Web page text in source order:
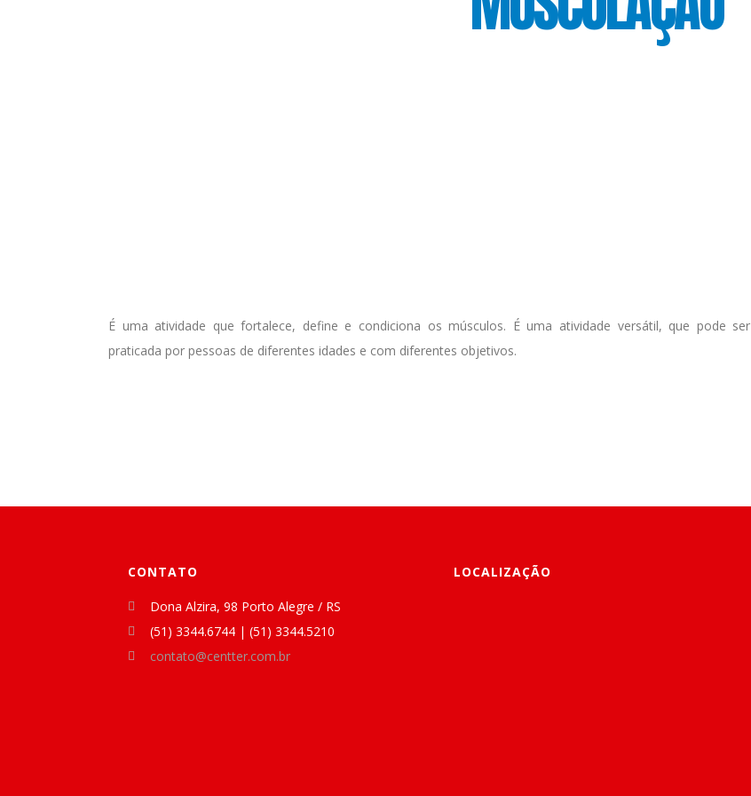
É uma atividade que fortalece, define e condiciona os músculos. É uma atividade versátil, que pode ser
praticada por pessoas de diferentes idades e com diferentes objetivos.
CONTATO
Dona Alzira, 98 Porto Alegre / RS
(51) 3344.6744 | (51) 3344.5210
contato@centter.com.br
LOCALIZAÇÃO